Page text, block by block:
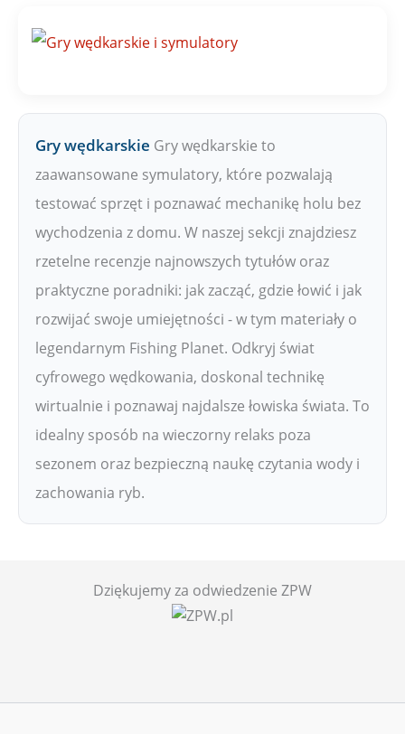
Gry wędkarskie Gry wędkarskie to
zaawansowane symulatory, które pozwalają
testować sprzęt i poznawać mechanikę holu bez
wychodzenia z domu. W naszej sekcji znajdziesz
rzetelne recenzje najnowszych tytułów oraz
praktyczne poradniki: jak zacząć, gdzie łowić i jak
rozwijać swoje umiejętności - w tym materiały o
legendarnym Fishing Planet. Odkryj świat
cyfrowego wędkowania, doskonal technikę
wirtualnie i poznawaj najdalsze łowiska świata. To
idealny sposób na wieczorny relaks poza
sezonem oraz bezpieczną naukę czytania wody i
zachowania ryb.
Dziękujemy za odwiedzenie ZPW